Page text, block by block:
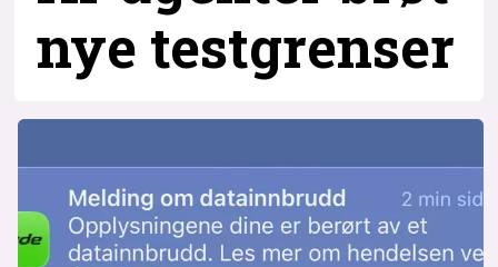
nye testgrenser